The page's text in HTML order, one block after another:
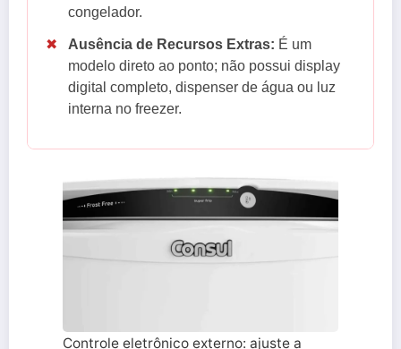
congelador.
✖ Ausência de Recursos Extras: É um
modelo direto ao ponto; não possui display
digital completo, dispenser de água ou luz
interna no freezer.
Controle eletrônico externo: ajuste a